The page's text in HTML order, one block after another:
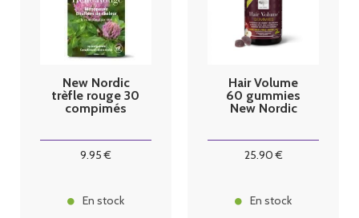
New Nordic
trèfle rouge 30
compimés
9.95 €
En stock
Hair Volume
60 gummies
New Nordic
25.90€
En stock